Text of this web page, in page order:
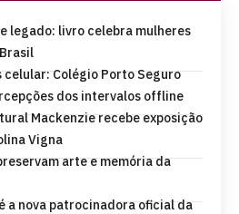
legado: livro celebra mulheres
celular: Colégio Porto Seguro
dos intervalos offline
Mackenzie recebe exposição
Vigna
arte e memória da
a nova patrocinadora oficial da